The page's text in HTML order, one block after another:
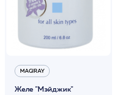
MAGIRAY
Желе "Мэйджик"